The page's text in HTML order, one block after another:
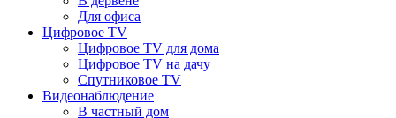
Для офиса
Цифровое TV
Цифровое TV для дома
Цифровое TV на дачу
Спутниковое TV
Видеонаблюдение
В частный дом